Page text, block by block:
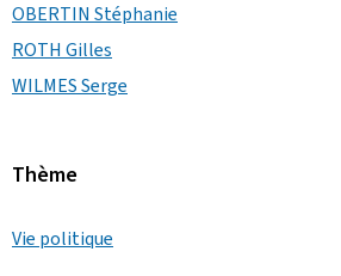
OBERTIN Stéphanie
ROTH Gilles
WILMES Serge
Thème
Vie politique